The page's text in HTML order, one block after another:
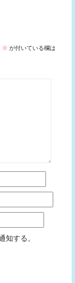
※ が付いている欄は
知する。